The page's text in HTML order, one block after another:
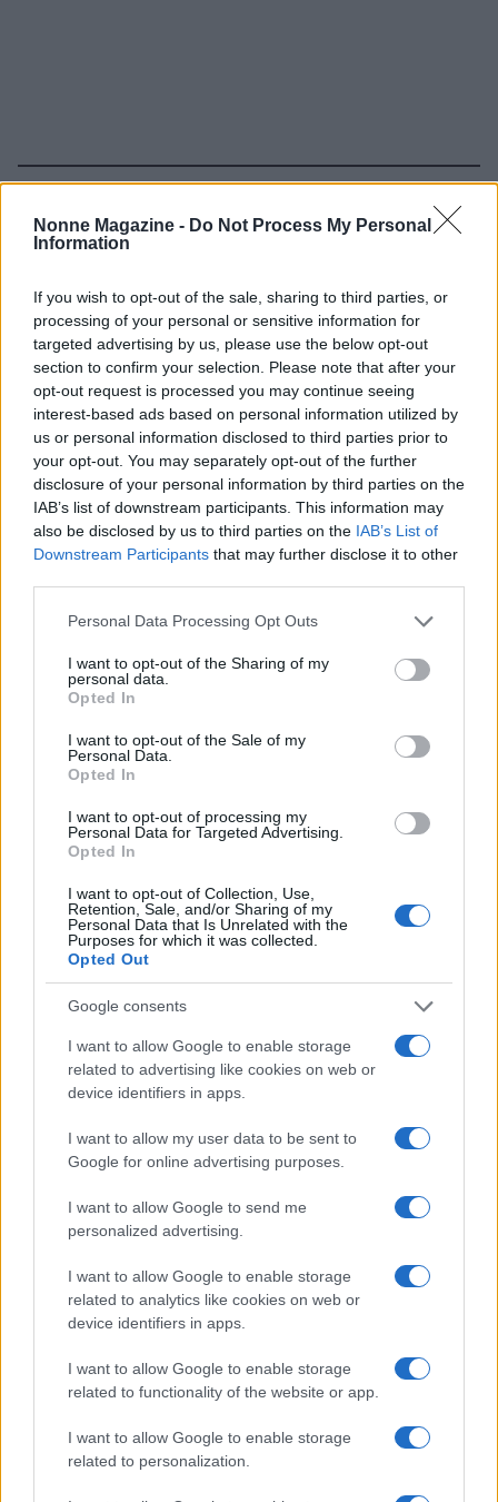
Nonne Magazine - Do Not Process My Personal
Information
If you wish to opt-out of the sale, sharing to third parties, or
processing of your personal or sensitive information for
targeted advertising by us, please use the below opt-out
section to confirm your selection. Please note that after your
opt-out request is processed you may continue seeing
interest-based ads based on personal information utilized by
us or personal information disclosed to third parties prior to
your opt-out. You may separately opt-out of the further
disclosure of your personal information by third parties on the
IAB’s list of downstream participants. This information may
also be disclosed by us to third parties on the IAB’s List of
Downstream Participants that may further disclose it to other
Please note that this website/app uses one or more Google
not limited to your visit or usage behaviour. You may click to
grant or deny consent to Google and its third-party tags to
use your data for below specified purposes in below Google
consent section.
Personal Data Processing Opt Outs
I want to opt-out of the Sharing of my
personal data.
Opted In
I want to opt-out of the Sale of my
Personal Data.
Opted In
I want to opt-out of processing my
Personal Data for Targeted Advertising.
Opted In
I want to opt-out of Collection, Use,
Retention, Sale, and/or Sharing of my
Personal Data that Is Unrelated with the
Purposes for which it was collected.
Opted Out
Google consents
I want to allow Google to enable storage
related to advertising like cookies on web or
device identifiers in apps.
I want to allow my user data to be sent to
Google for online advertising purposes.
I want to allow Google to send me
personalized advertising.
I want to allow Google to enable storage
related to analytics like cookies on web or
device identifiers in apps.
I want to allow Google to enable storage
related to functionality of the website or app.
I want to allow Google to enable storage
related to personalization.
Edoardo Castellucci · 7 Ago 2026
NEWS
Papa Leone XIV incontra i giovani ad Assisi: il richiamo
alla pace e alla solidarietà
NEWS
Caldo record in Europa: rischi per la salute e ambiente